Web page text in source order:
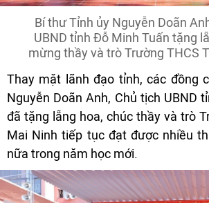
Bí thư Tỉnh ủy Nguyễn Doãn
UBND tỉnh Đỗ Minh Tuấn tặng
mừng thầy và trò Trường THCS
Thay mặt lãnh đạo tỉnh, các đồng
Nguyễn Doãn Anh, Chủ tịch UBND
đã tặng lẵng hoa, chúc thầy và trò
Mai Ninh tiếp tục đạt được nhiều
nữa trong năm học mới.